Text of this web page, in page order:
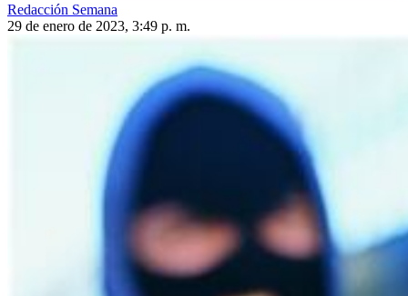
Redacción Semana
29 de enero de 2023, 3:49 p. m.